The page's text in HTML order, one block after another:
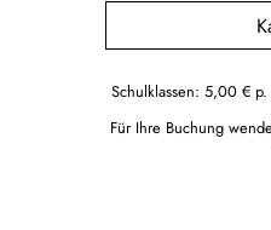
Schulklassen: 5,00 € p.
Für Ihre Buchung